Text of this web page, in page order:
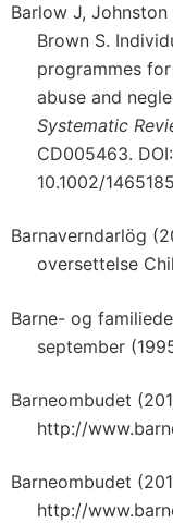
Barlow J,
Brown S.
programmes
abuse and
Systematic
CD005463. DOI:
10.1002/
Barnaverndarlög
oversettelse
Barne- og
september
Barneombudet
http://
Barneombudet
http://